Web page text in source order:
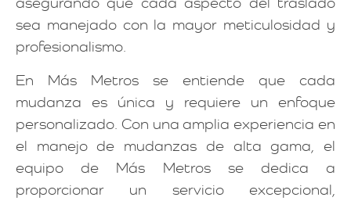
sea manejado con la mayor meticulosidad y
profesionalismo.
En Más Metros se entiende que cada
mudanza es única y requiere un enfoque
personalizado. Con una amplia experiencia en
el manejo de mudanzas de alta gama, el
equipo de Más Metros se dedica a
proporcionar un servicio excepcional,